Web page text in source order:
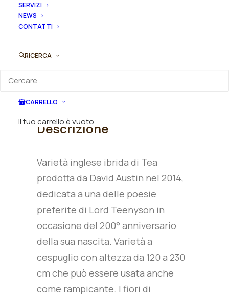
SERVIZI
NEWS
CONTATTI
RICERCA
CARRELLO
Il tuo carrello è vuoto.
Descrizione prodotto
Descrizione
Varietà inglese ibrida di Tea
prodotta da David Austin nel 2014,
dedicata a una delle poesie
preferite di Lord Teenyson in
occasione del 200° anniversario
della sua nascita. Varietà a
cespuglio con altezza da 120 a 230
cm che può essere usata anche
come rampicante. I fiori di